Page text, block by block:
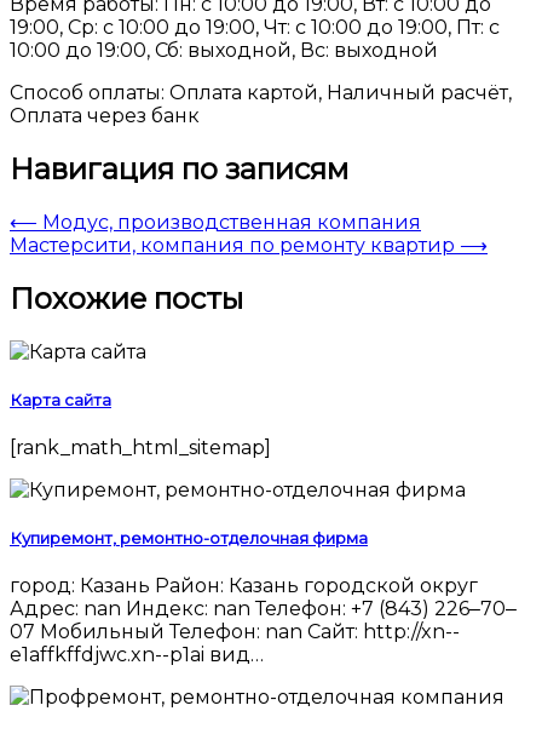
19:00, Ср: с 10:00 до 19:00, Чт: с 10:00 до 19:00, Пт: с
10:00 до 19:00, Сб: выходной, Вс: выходной
Способ оплаты: Оплата картой, Наличный расчёт,
Оплата через банк
Навигация по записям
⟵ Модус, производственная компания
Мастерсити, компания по ремонту квартир ⟶
Похожие посты
Карта сайта
[rank_math_html_sitemap]
Купиремонт, ремонтно-отделочная фирма
город: Казань Район: Казань городской округ
Адрес: nan Индекс: nan Телефон: +7 (843) 226‒70‒
07 Мобильный Телефон: nan Сайт: http://xn--
e1affkffdjwc.xn--p1ai вид…